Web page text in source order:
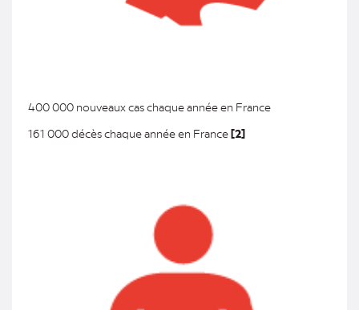
400 000 nouveaux cas chaque année en France
161 000 décès chaque année en France[2]